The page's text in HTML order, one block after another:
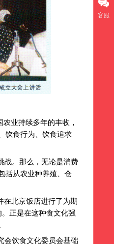
业持续多年的丰收，
饮食行为、饮食追求
战。那么，无论是消费
括从农业种养殖、仓
在北京饭店进行了为期
正是在这种食文化强
会饮食文化委员会基础
客服